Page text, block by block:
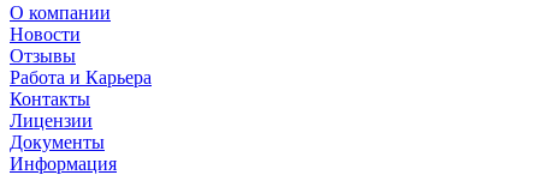
О компании
Новости
Отзывы
Работа и Карьера
Контакты
Лицензии
Документы
Информация